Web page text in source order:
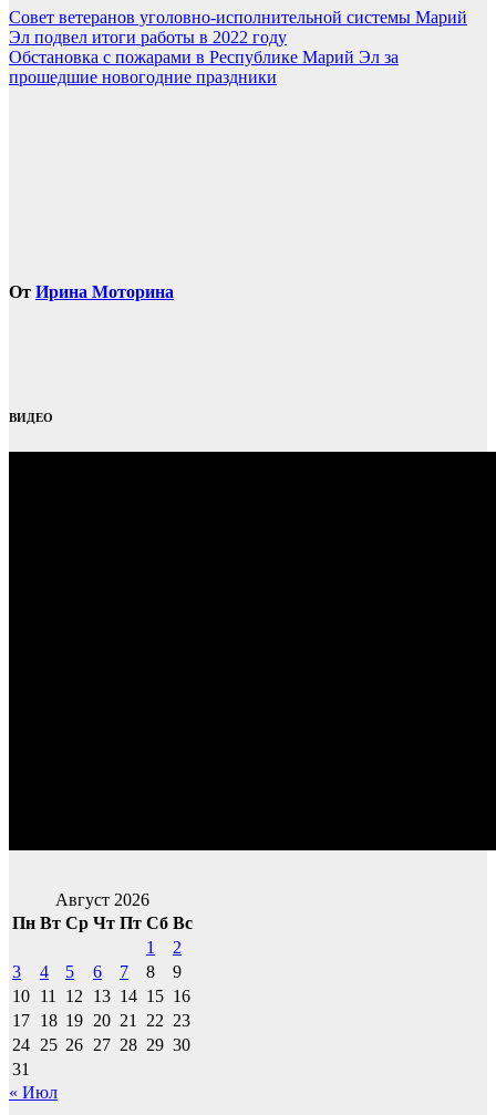
Навигация
по
записям
Совет ветеранов уголовно-исполнительной системы Марий
Эл подвел итоги работы в 2022 году
Обстановка с пожарами в Республике Марий Эл за
прошедшие новогодние праздники
От Ирина Моторина
ВИДЕО
Август 2026
Пн Вт Ср Чт Пт Сб Вс
1
2
3
4 5 6 7 8
9
10 11 12 13 14 15 16
17 18 19 20 21 22 23
24 25 26 27 28 29 30
31
« Июл